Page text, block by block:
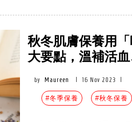
秋冬肌膚保養用
大要點，溫補活
by Maureen 16 Nov 2023
#冬季保養 #秋冬保養